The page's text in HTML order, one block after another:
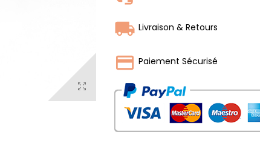
Livraison & Retours
Paiement Sécurisé